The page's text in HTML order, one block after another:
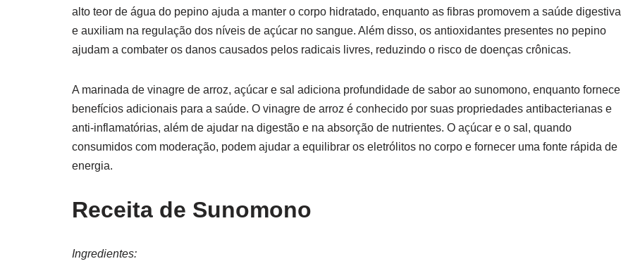
alto teor de água do pepino ajuda a manter o corpo hidratado, enquanto as fibras promovem a saúde digestiva
e auxiliam na regulação dos níveis de açúcar no sangue. Além disso, os antioxidantes presentes no pepino
ajudam a combater os danos causados pelos radicais livres, reduzindo o risco de doenças crônicas.
A marinada de vinagre de arroz, açúcar e sal adiciona profundidade de sabor ao sunomono, enquanto fornece
benefícios adicionais para a saúde. O vinagre de arroz é conhecido por suas propriedades antibacterianas e
anti-inflamatórias, além de ajudar na digestão e na absorção de nutrientes. O açúcar e o sal, quando
consumidos com moderação, podem ajudar a equilibrar os eletrólitos no corpo e fornecer uma fonte rápida de
energia.
Receita de Sunomono
Ingredientes: